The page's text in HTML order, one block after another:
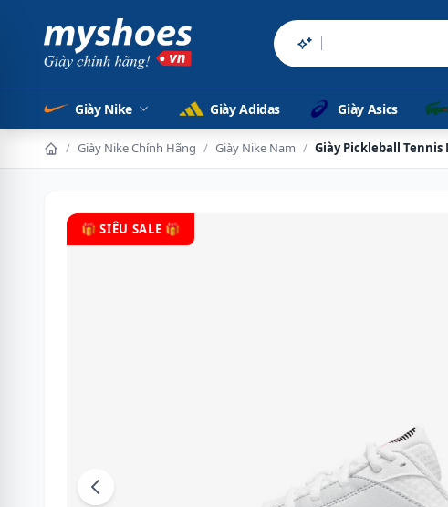
Sản phẩm chính
Giày Nike Giày Adidas Giày Asics
/ Giày Nike Chính Hãng / Giày Nike Nam / Giày Pickleball
🎁 SIÊU SALE 🎁